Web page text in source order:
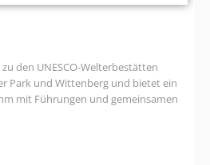
den UNESCO-Welterbestätten
Park und Wittenberg und bietet ein
mit Führungen und gemeinsamen